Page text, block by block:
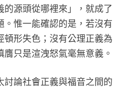
的源頭從哪裡來」，就成了
。惟一能確認的是，若沒有
頓形失色；沒有公理正義為
只是渲洩怒氣毫無意義。
論社會正義與福音之間的